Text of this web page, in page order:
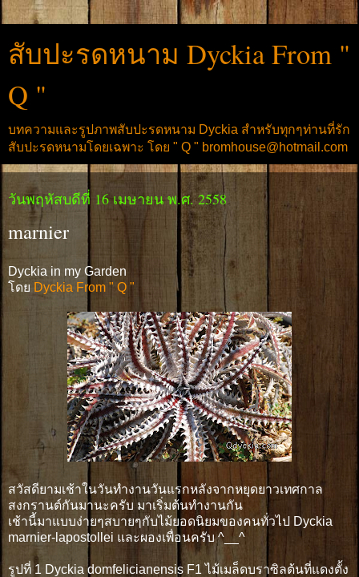
สับปะรดหนาม Dyckia From "
Q "
บทความและรูปภาพสับปะรดหนาม Dyckia สำหรับทุกๆท่านที่รัก
สับปะรดหนามโดยเฉพาะ โดย " Q " bromhouse@hotmail.com
วันพฤหัสบดีที่ 16 เมษายน พ.ศ. 2558
marnier
Dyckia in my Garden
โดย Dyckia From " Q "
สวัสดียามเช้าในวันทำงานวันแรกหลังจากหยุดยาวเทศกาล
สงกรานต์กันมานะครับ มาเริ่มต้นทำงานกัน
เช้านี้มาแบบง่ายๆสบายๆกับไม้ยอดนิยมของคนทั่วไป Dyckia
marnier-lapostollei และผองเพื่อนครับ ^__^
รูปที่ 1 Dyckia domfelicianensis F1 ไม้เมล็ดบราซิลต้นที่แดงตั้ง